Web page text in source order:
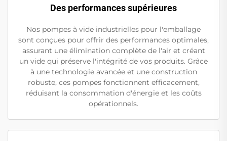
Des performances supérieures
Nos pompes à vide industrielles pour l'emballage
sont conçues pour offrir des performances optimales,
assurant une élimination complète de l'air et créant
un vide qui préserve l'intégrité de vos produits. Grâce
à une technologie avancée et une construction
robuste, ces pompes fonctionnent efficacement,
réduisant la consommation d'énergie et les coûts
opérationnels.